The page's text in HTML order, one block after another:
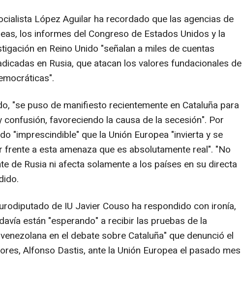
López Aguilar ha recordado que las agencias de
los informes del Congreso de Estados Unidos y la
en Reino Unido "señalan a miles de cuentas
en Rusia, que atacan los valores fundacionales de
"se puso de manifiesto recientemente en Cataluña para
confusión, favoreciendo la causa de la secesión". Por
"imprescindible" que la Unión Europea "invierta y se
frente a esta amenaza que es absolutamente real". "No
de Rusia ni afecta solamente a los países en su directa
de IU Javier Couso ha respondido con ironía,
están "esperando" a recibir las pruebas de la
en el debate sobre Cataluña" que denunció el
Alfonso Dastis, ante la Unión Europea el pasado mes